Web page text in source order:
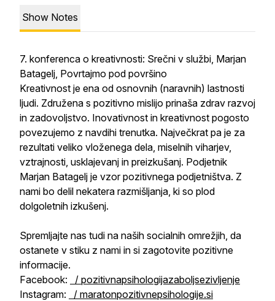
Show Notes
7. konferenca o kreativnosti: Srečni v službi, Marjan
Batagelj, Povrtajmo pod površino
Kreativnost je ena od osnovnih (naravnih) lastnosti
ljudi. Združena s pozitivno mislijo prinaša zdrav razvoj
in zadovoljstvo. Inovativnost in kreativnost pogosto
povezujemo z navdihi trenutka. Največkrat pa je za
rezultati veliko vloženega dela, miselnih viharjev,
vztrajnosti, usklajevanj in preizkušanj. Podjetnik
Marjan Batagelj je vzor pozitivnega podjetništva. Z
nami bo delil nekatera razmišljanja, ki so plod
dolgoletnih izkušenj.
Spremljajte nas tudi na naših socialnih omrežjih, da
ostanete v stiku z nami in si zagotovite pozitivne
informacije.
Facebook:
/ pozitivnapsihologijazaboljsezivljenje
Instagram:
/ maratonpozitivnepsihologije.si